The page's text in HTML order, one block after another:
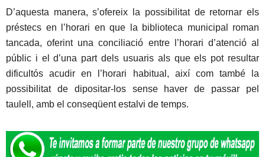
D’aquesta manera, s’ofereix la possibilitat de retornar els
préstecs en l’horari en que la biblioteca municipal roman
tancada, oferint una conciliació entre l’horari d’atenció al
públic i el d’una part dels usuaris als que els pot resultar
dificultós acudir en l’horari habitual, així com també la
possibilitat de dipositar-los sense haver de passar pel
taulell, amb el conseqüent estalvi de temps.